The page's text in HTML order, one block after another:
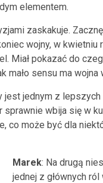
elementem.
zaskakuje.
wojny, w
Miał pokazać do
mało sensu ma wojna
jednym z lepszych
wbija się w
może być dla
Marek: Na drugą
jednej z głównych